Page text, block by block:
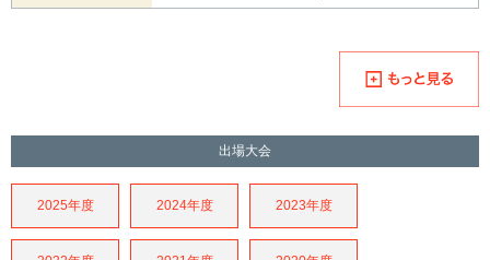
出場大会
2025年度 2024年度 2023年度